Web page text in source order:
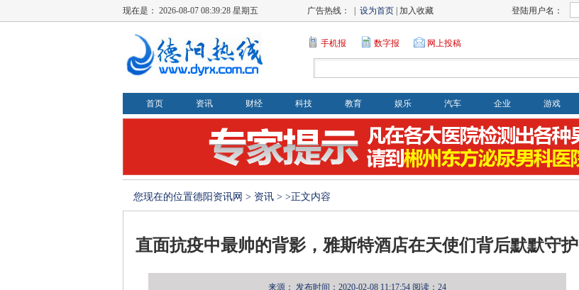
现在是： 2026-08-07 08:39:28 星期五 广告热线： | 设为首页 | 加入收藏 登陆用户名：
手机报 数字报 网上投稿
首页 资讯 财经 科技 教育 娱乐 汽车 企业 游戏
您现在的位置德阳资讯网 > 资讯 > >正文内容
直面抗疫中最帅的背影，雅斯特酒店在天使们背后默默守护
来源： 发布时间：2020-02-08 11:17:54 阅读：24